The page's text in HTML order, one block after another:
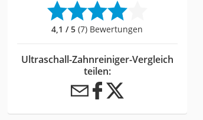
4,1 / 5 (7) Bewertungen
Ultraschall-Zahnreiniger-Vergleich
teilen: